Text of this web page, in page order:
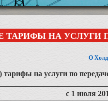
ТАРИФЫ НА УСЛУГИ
О
на услуги по
с 1 июля